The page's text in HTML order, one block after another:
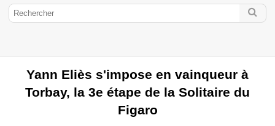
Yann Eliès s'impose en vainqueur à
Torbay, la 3e étape de la Solitaire du
Figaro